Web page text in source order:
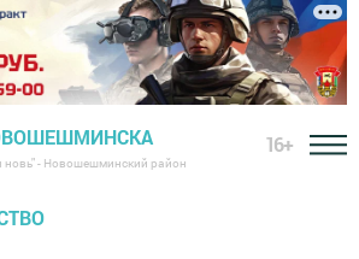
новь" - Новошешминский район
16+